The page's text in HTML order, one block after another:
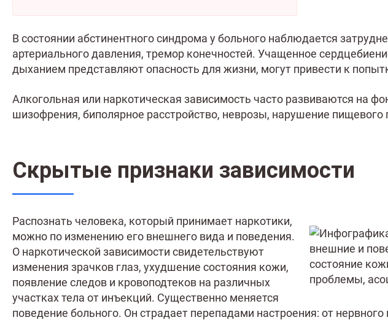
В состоянии абстинентного синдрома у больного наблюдается
артериального давления, тремор конечностей. Учащенное
дыханием представляют опасность для жизни, могут привести к
Алкогольная или наркотическая зависимость часто развиваются на
шизофрения, биполярное расстройство, неврозы, нарушение пищевого
Скрытые признаки зависимости
Распознать человека, который принимает наркотики,
можно по изменению его внешнего вида и поведения.
О наркотической зависимости свидетельствуют
изменения зрачков глаз, ухудшение состояния кожи,
появление следов и кровоподтеков на различных
участках тела от инъекций. Существенно меняется
поведение больного. Он страдает перепадами настроения: от